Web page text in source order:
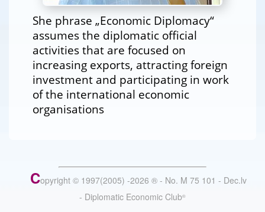
She phrase „Economic Diplomacy“
assumes the diplomatic official
activities that are focused on
increasing exports, attracting foreign
investment and participating in work
of the international economic
organisations
Copyright © 1997(2005) -2026 ® - No. M 75 101 - Dec.lv
- Diplomatic Economic Club®